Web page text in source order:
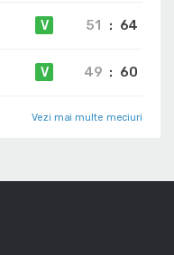
V 51 : 64
V 49 : 60
Vezi mai multe meciuri